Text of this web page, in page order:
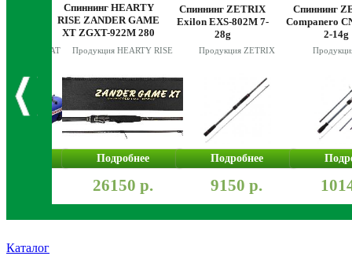
Спиннинг HEARTY
RISE ZANDER GAME
XT ZGXT-922M 280
10-42g
Продукция HEARTY RISE
Подробнее
26150 р.
Спиннинг ZETRIX
Exilon EXS-802M 7-
28g
Продукция ZETRIX
Подробнее
9150 р.
Спиннинг
Companero
2-14g
Каталог